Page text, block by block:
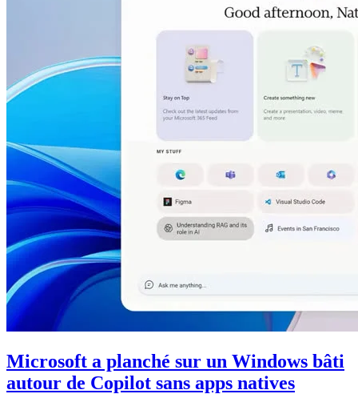
Microsoft a planché sur un Windows bâti
autour de Copilot sans apps natives